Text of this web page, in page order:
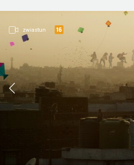
zwiastun